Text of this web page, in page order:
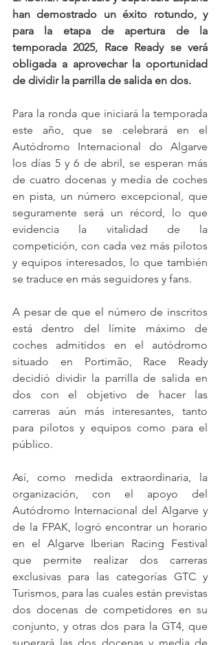
han demostrado un éxito rotundo, y
para la etapa de apertura de la
temporada 2025, Race Ready se verá
obligada a aprovechar la oportunidad
de dividir la parrilla de salida en dos.
Para la ronda que iniciará la temporada
este año, que se celebrará en el
Autódromo Internacional do Algarve
los días 5 y 6 de abril, se esperan más
de cuatro docenas y media de coches
en pista, un número excepcional, que
seguramente será un récord, lo que
evidencia la vitalidad de la
competición, con cada vez más pilotos
y equipos interesados, lo que también
se traduce en más seguidores y fans.
A pesar de que el número de inscritos
está dentro del límite máximo de
coches admitidos en el autódromo
situado en Portimão, Race Ready
decidió dividir la parrilla de salida en
dos con el objetivo de hacer las
carreras aún más interesantes, tanto
para pilotos y equipos como para el
público.
Así, como medida extraordinaria, la
organización, con el apoyo del
Autódromo Internacional del Algarve y
de la FPAK, logró encontrar un horario
en el Algarve Iberian Racing Festival
que permite realizar dos carreras
exclusivas para las categorías GTC y
Turismos, para las cuales están previstas
dos docenas de competidores en su
conjunto, y otras dos para la GT4, que